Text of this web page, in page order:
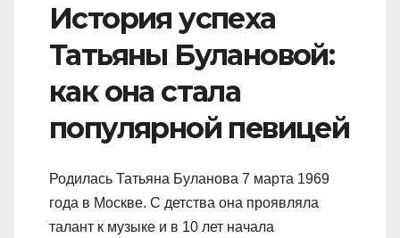
История успеха
Татьяны Булановой:
как она стала
популярной певицей
Родилась Татьяна Буланова 7 марта 1969
года в Москве. С детства она проявляла
талант к музыке и в 10 лет начала